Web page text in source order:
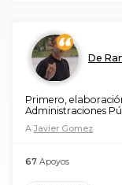
De
Primero,
Administraciones
A Javier Gomez
67 Apoyos